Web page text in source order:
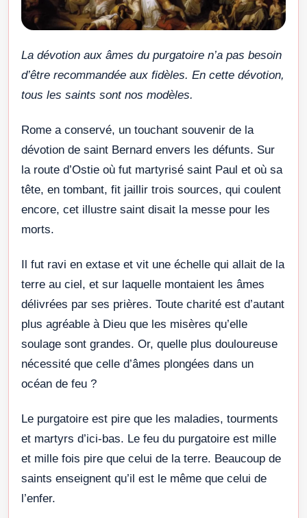
La dévotion aux âmes du purgatoire n’a pas besoin
d’être recommandée aux fidèles. En cette dévotion,
tous les saints sont nos modèles.
Rome a conservé, un touchant souvenir de la
dévotion de saint Bernard envers les défunts. Sur
la route d’Ostie où fut martyrisé saint Paul et où sa
tête, en tombant, fit jaillir trois sources, qui coulent
encore, cet illustre saint disait la messe pour les
morts.
Il fut ravi en extase et vit une échelle qui allait de la
terre au ciel, et sur laquelle montaient les âmes
délivrées par ses prières. Toute charité est d’autant
plus agréable à Dieu que les misères qu’elle
soulage sont grandes. Or, quelle plus douloureuse
nécessité que celle d’âmes plongées dans un
océan de feu ?
Le purgatoire est pire que les maladies, tourments
et martyrs d’ici-bas. Le feu du purgatoire est mille
et mille fois pire que celui de la terre. Beaucoup de
saints enseignent qu’il est le même que celui de
l’enfer.